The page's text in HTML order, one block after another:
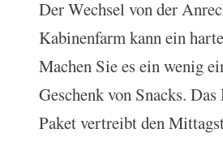
Der Wechsel von der
Kabinenfarm kann ein
Machen Sie es ein wenig
Geschenk von Snacks.
Paket vertreibt den